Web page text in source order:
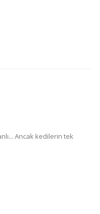
Ancak kedilerin tek